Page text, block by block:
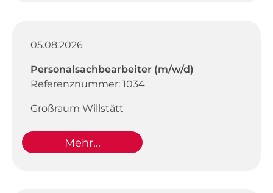
05.08.2026
Personalsachbearbeiter (m/w/d)
Referenznummer: 1034
Großraum Willstätt
Mehr...